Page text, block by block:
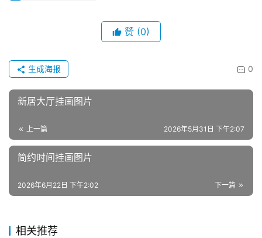
赞 (0)
0
生成海报
新居大厅挂画图片
上一篇 2026年5月31日 下午2:07
简约时间挂画图片
下一篇
2026年6月22日 下午2:02
相关推荐